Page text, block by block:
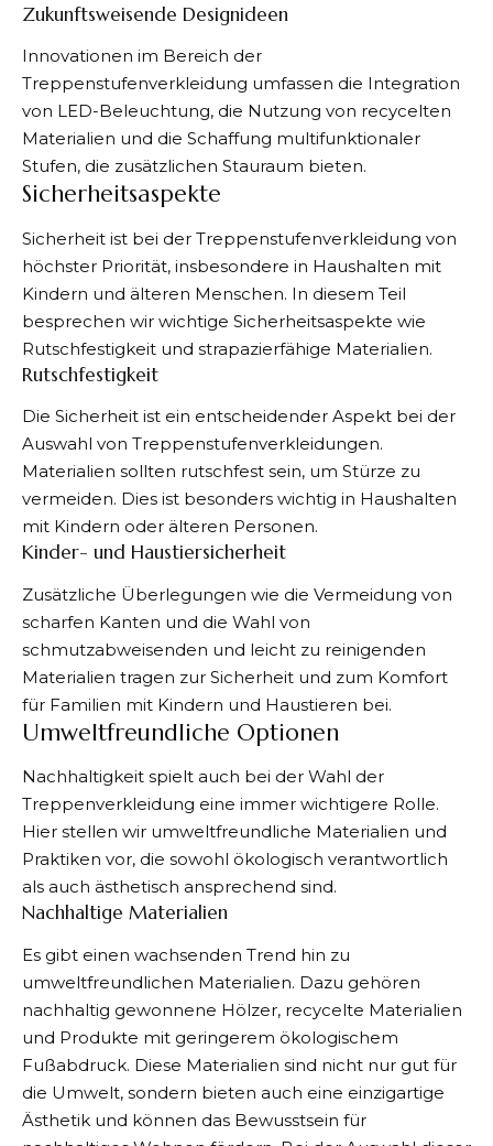
Zukunftsweisende Designideen
Innovationen im Bereich der
Treppenstufenverkleidung umfassen die Integration
von LED-Beleuchtung, die Nutzung von recycelten
Materialien und die Schaffung multifunktionaler
Stufen, die zusätzlichen Stauraum bieten.
Sicherheitsaspekte
Sicherheit ist bei der Treppenstufenverkleidung von
höchster Priorität, insbesondere in Haushalten mit
Kindern und älteren Menschen. In diesem Teil
besprechen wir wichtige Sicherheitsaspekte wie
Rutschfestigkeit und strapazierfähige Materialien.
Rutschfestigkeit
Die Sicherheit ist ein entscheidender Aspekt bei der
Auswahl von Treppenstufenverkleidungen.
Materialien sollten rutschfest sein, um Stürze zu
vermeiden. Dies ist besonders wichtig in Haushalten
mit Kindern oder älteren Personen.
Kinder- und Haustiersicherheit
Zusätzliche Überlegungen wie die Vermeidung von
scharfen Kanten und die Wahl von
schmutzabweisenden und leicht zu reinigenden
Materialien tragen zur Sicherheit und zum Komfort
für Familien mit Kindern und Haustieren bei.
Umweltfreundliche Optionen
Nachhaltigkeit spielt auch bei der Wahl der
Treppenverkleidung eine immer wichtigere Rolle.
Hier stellen wir umweltfreundliche Materialien und
Praktiken vor, die sowohl ökologisch verantwortlich
als auch ästhetisch ansprechend sind.
Nachhaltige Materialien
Es gibt einen wachsenden Trend hin zu
umweltfreundlichen Materialien. Dazu gehören
nachhaltig gewonnene Hölzer, recycelte Materialien
und Produkte mit geringerem ökologischem
Fußabdruck. Diese Materialien sind nicht nur gut für
die Umwelt, sondern bieten auch eine einzigartige
Ästhetik und können das Bewusstsein für